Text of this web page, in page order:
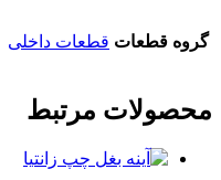
گروه قطعات قطعات داخلی
محصولات مرتبط